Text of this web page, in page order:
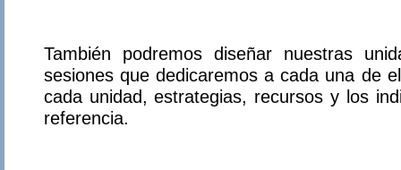
También podremos diseñar nuestras
sesiones que dedicaremos a cada una de
cada unidad, estrategias, recursos y los
referencia.